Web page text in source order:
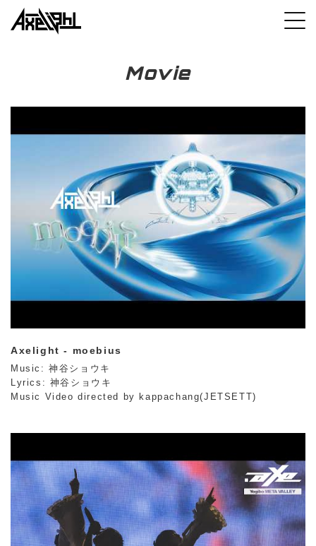
Movie
Axelight - moebius
Music: 神谷ショウキ
Lyrics: 神谷ショウキ
Music Video directed by kappachang(JETSETT)